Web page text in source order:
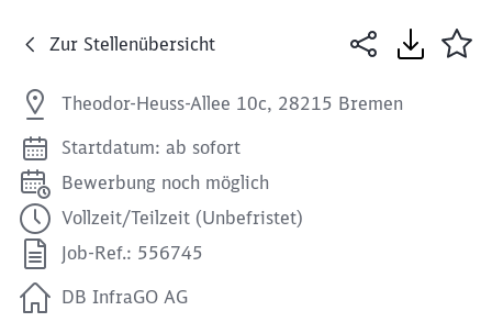
Zur Stellenübersicht
Theodor-Heuss-Allee 10c, 28215 Bremen
Startdatum: ab sofort
Bewerbung noch möglich
Vollzeit/Teilzeit (Unbefristet)
Job-Ref.: 556745
DB InfraGO AG